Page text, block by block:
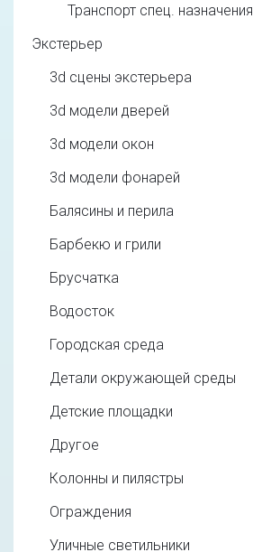
Транспорт спец. назначения
Экстерьер
3d cцены экстерьера
3d модели дверей
3d модели окон
3d модели фонарей
Балясины и перила
Барбекю и грили
Брусчатка
Водосток
Городская среда
Детали окружающей среды
Детские площадки
Другое
Колонны и пилястры
Ограждения
Уличные светильники